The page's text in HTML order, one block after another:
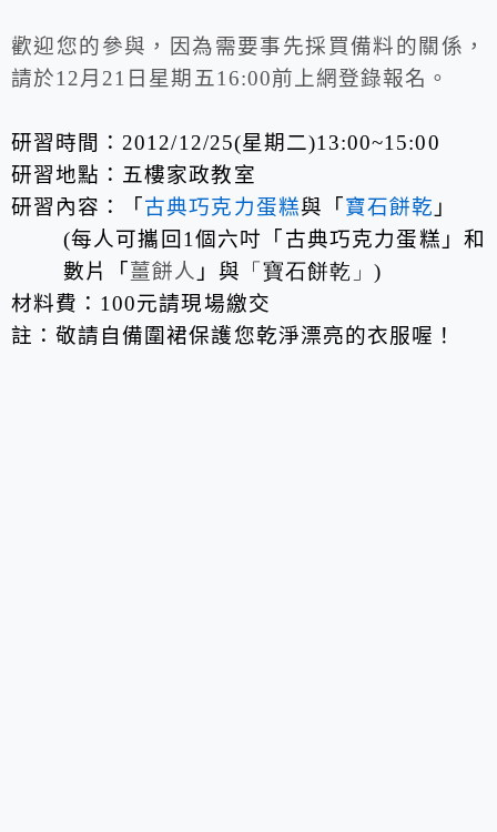
歡迎您的參與，因為需要事先採買備料的關係，
請於12月 21 日星期五16:00前上網登錄報名。
研習時間： 2012/12/25(星期二)13:00~15:00
研習地點：五樓家政教室
研習內容：「 古典巧克力蛋糕與「 寶石餅乾 」
(每人可攜回 1 個六吋「古典巧克力蛋糕」和
數片「 薑餅人 」與 「寶石餅乾」)
材料費： 100元請現場繳交
註：敬請自備圍裙保護您乾淨漂亮的衣服喔！